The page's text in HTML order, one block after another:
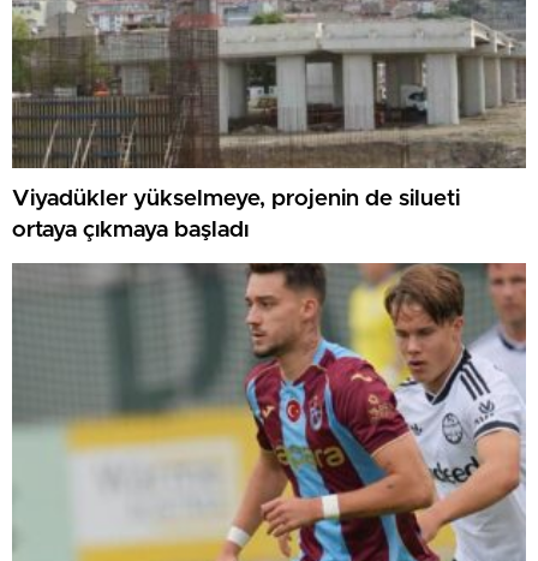
Viyadükler yükselmeye, projenin de silueti
ortaya çıkmaya başladı